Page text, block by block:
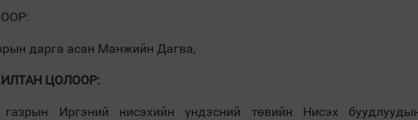
дарга асан Манжийн Дагва,
ЦОЛООР:
Иргэний нисэхийн үндэсний төвийн Нисэх